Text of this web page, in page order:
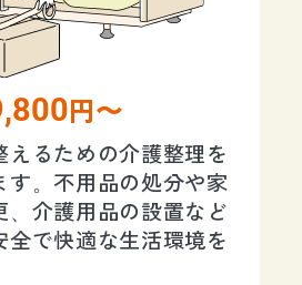
円〜
えるための介護整理を
す。不用品の処分や家
、介護用品の設置など
全で快適な生活環境を